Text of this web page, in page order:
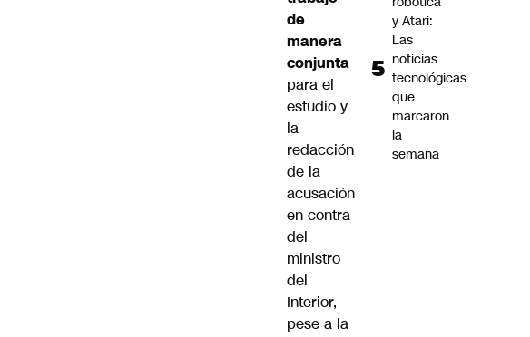
de
manera
conjunta
para el
estudio y
la
redacción
de la
acusación
en contra
del
ministro
del
Interior,
pese a la
y Atari:
Las
noticias
tecnológicas
que
marcaron
la
semana